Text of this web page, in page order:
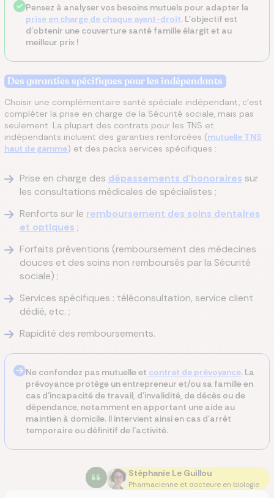
Pensez à analyser vos besoins mutuels pour adapter la
prise en charge de chaque ayant-droit. L'objectif est
d'obtenir une couverture santé famille élargit et au
meilleur prix !
Des garanties spécifiques pour les indépendants
Choisir une complémentaire santé spéciale indépendant, c'est
compléter la prise en charge de la Sécurité sociale, mais pas
seulement. La plupart des contrats pour les TNS et
indépendants incluent des garanties renforcées (mutuelle TNS
haut de gamme) et des packs services spécifiques :
Prise en charge des dépassements d'honoraires sur
les consultations médicales de spécialistes ;
Renforts sur le remboursement des soins dentaires
et optiques ;
Forfaits préventions (remboursement des médecines
douces et des soins non remboursés par la Sécurité
sociale) ;
Services spécifiques : téléconsultation, service client
dédié, etc. ;
Rapidité des remboursements.
Ne confondez pas mutuelle et contrat de prévoyance. La
prévoyance protège un entrepreneur et/ou sa famille en
cas d’incapacité de travail, d’invalidité, de décès ou de
dépendance, notamment en apportant une aide au
maintien à domicile. Il intervient ainsi en cas d’arrêt
temporaire ou définitif de l’activité.
Stéphanie Le Guillou
Pharmacienne et docteure en biologie